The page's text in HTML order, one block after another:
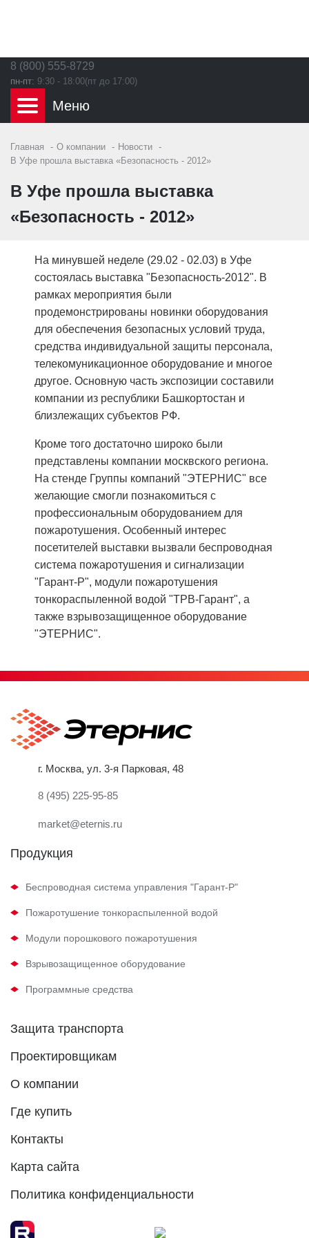
8 (800) 555-8729
пн-пт: 9:30 - 18:00(пт до 17:00)
Главная О компании
Новости
В Уфе прошла выставка «Безопасность - 2012»
В Уфе прошла выставка
«Безопасность - 2012»
На минувшей неделе (29.02 - 02.03) в Уфе
состоялась выставка "Безопасность-2012". В
рамках мероприятия были
продемонстрированы новинки оборудования
для обеспечения безопасных условий труда,
средства индивидуальной защиты персонала,
телекомуникационное оборудование и многое
другое. Основную часть экспозиции составили
компании из республики Башкортостан и
близлежащих субъектов РФ.
Кроме того достаточно широко были
представлены компании москвского региона.
На стенде Группы компаний "ЭТЕРНИС" все
желающие смогли познакомиться с
профессиональным оборудованием для
пожаротушения. Особенный интерес
посетителей выставки вызвали беспроводная
система пожаротушения и сигнализации
"Гарант-Р", модули пожаротушения
тонкораспыленной водой "ТРВ-Гарант", а
также взрывозащищенное оборудование
"ЭТЕРНИС".
г. Москва, ул. 3-я Парковая, 48
8 (495) 225-95-85
market@eternis.ru
Продукция
Беспроводная система управления "Гарант-Р"
Пожаротушение тонкораспыленной водой
Модули порошкового пожаротушения
Взрывозащищенное оборудование
Программные средства
Защита транспорта
Проектировщикам
О компании
Где купить
Контакты
Карта сайта
Политика конфиденциальности